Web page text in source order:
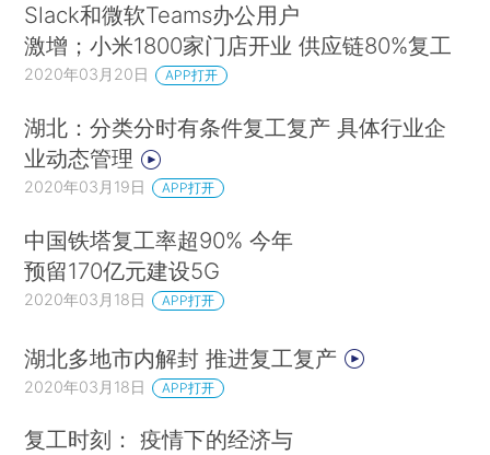
Slack和微软Teams办公用户
激增；小米1800家门店开业 供应链80%复工
2020年03月20日 APP打开
湖北：分类分时有条件复工复产 具体行业企
业动态管理
2020年03月19日 APP打开
中国铁塔复工率超90% 今年
预留170亿元建设5G
2020年03月18日 APP打开
湖北多地市内解封 推进复工复产
2020年03月18日 APP打开
复工时刻： 疫情下的经济与